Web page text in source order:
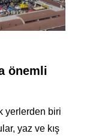
önemli
yerlerden biri
yaz ve kış